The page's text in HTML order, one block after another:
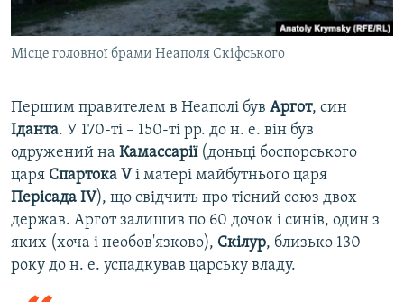
Місце головної брами Неаполя Скіфського
Першим правителем в Неаполі був Аргот, син
Іданта. У 170-ті – 150-ті рр. до н. е. він був
одружений на Камассарії (доньці боспорського
царя Спартока Vі матері майбутнього царя
Перісада IV), що свідчить про тісний союз двох
держав. Аргот залишив по 60 дочок і синів, один з
яких (хоча і необов'язково), Скілур, близько 130
року до н. е. успадкував царську владу.